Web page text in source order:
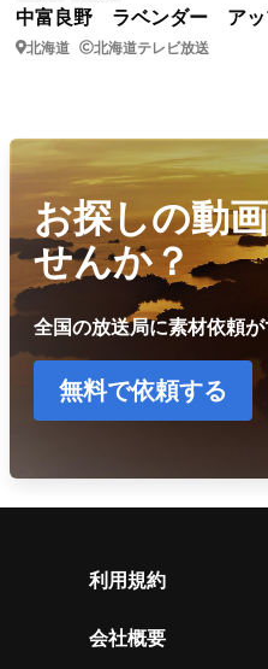
中富良野 ラベンダー アッ
北海道 北海道テレビ放送
お探しの動
せんか？
全国の放送局に素材依頼が
無料で依頼する
利用規約
会社概要